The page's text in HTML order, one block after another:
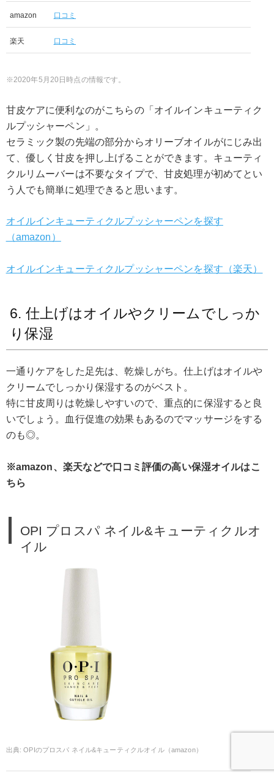
amazon 口コミ
楽天 口コミ
2020年5月20日時点の情報です。
甘皮ケアに便利なのがこちらの「オイルインキューティク
ルプッシャーペン」。
セラミック製の先端の部分からオリーブオイルがにじみ出
て、優しく甘皮を押し上げることができます。キューティ
クルリムーバーは不要なタイプで、甘皮処理が初めてとい
う人でも簡単に処理できると思います。
オイルインキューティクルプッシャーペンを探す
（amazon）
オイルインキューティクルプッシャーペンを探す（楽天）
6. 仕上げはオイルやクリームでしっか
り保湿
一通りケアをした足先は、乾燥しがち。仕上げはオイルや
クリームでしっかり保湿するのがベスト。
特に甘皮周りは乾燥しやすいので、重点的に保湿すると良
いでしょう。血行促進の効果もあるのでマッサージをする
のも◎。
※amazon、楽天などで口コミ評価の高い保湿オイルはこ
ちら
OPI プロスパ ネイル&キューティクルオ
イル
OPIのプロスパ ネイル&キューティクルオイル（amazon）